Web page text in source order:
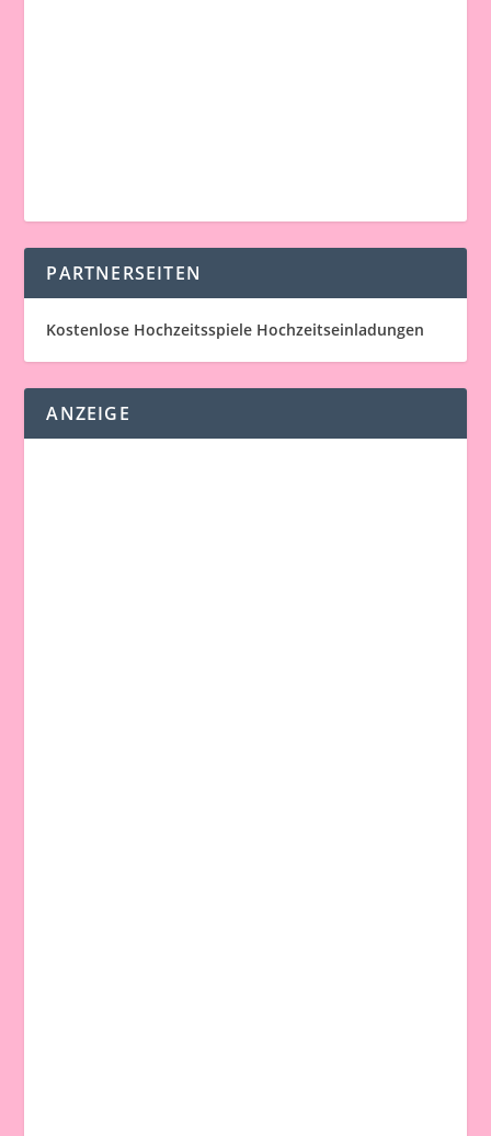
PARTNERSEITEN
Kostenlose Hochzeitsspiele Hochzeitseinladungen
ANZEIGE